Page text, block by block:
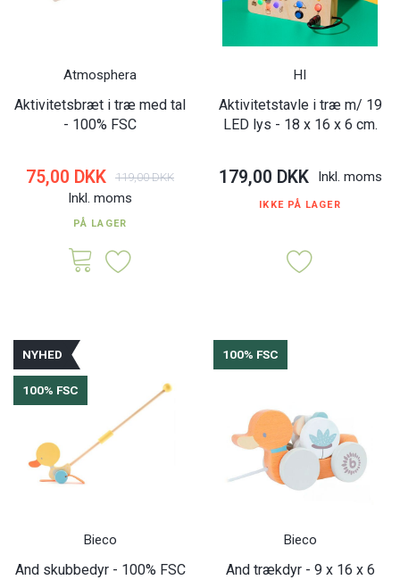
Atmosphera
Aktivitetsbræt i træ med tal
- 100% FSC
75,00 DKK 119,00 DKK
Inkl. moms
PÅ LAGER
HI
Aktivitetstavle i træ m/ 19
LED lys - 18 x 16 x 6 cm.
179,00 DKK Inkl. moms
IKKE PÅ LAGER
NYHED
100% FSC
Bieco
And skubbedyr - 100% FSC
100% FSC
Bieco
And trækdyr - 9 x 16 x 6